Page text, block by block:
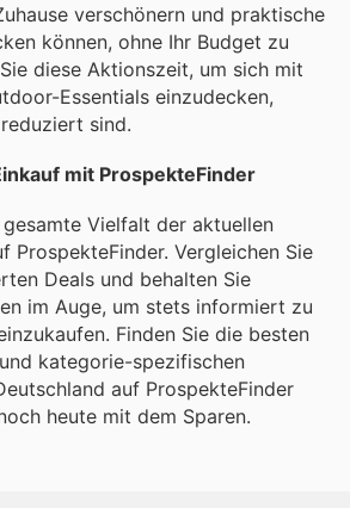
verschönern und praktische
können, ohne Ihr Budget zu
diese Aktionszeit, um sich mit
Essentials einzudecken,
sind.
mit ProspekteFinder
Vielfalt der aktuellen
ProspekteFinder. Vergleichen Sie
Deals und behalten Sie
im Auge, um stets informiert zu
Finden Sie die besten
kategorie-spezifischen
auf ProspekteFinder
heute mit dem Sparen.